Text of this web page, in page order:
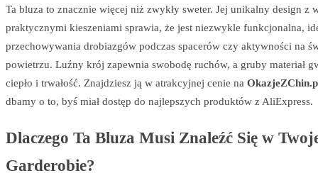
Ta bluza to znacznie więcej niż zwykły sweter. Jej unikalny design z
praktycznymi kieszeniami sprawia, że jest niezwykle funkcjonalna,
przechowywania drobiazgów podczas spacerów czy aktywności na
powietrzu. Luźny krój zapewnia swobodę ruchów, a gruby materiał
ciepło i trwałość. Znajdziesz ją w atrakcyjnej cenie na
dbamy o to, byś miał dostęp do najlepszych produktów z AliExpress.
Dlaczego Ta Bluza Musi Znaleźć Się w
Garderobie?